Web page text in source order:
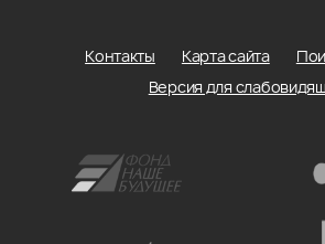
Контакты Карта сайта
Версия для